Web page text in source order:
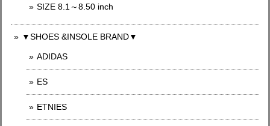
SIZE 8.1～8.50 inch
▼SHOES &INSOLE BRAND▼
ADIDAS
ES
ETNIES